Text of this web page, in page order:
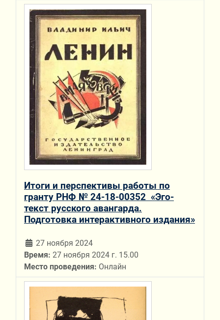
Итоги и перспективы работы по
гранту РНФ № 24-18-00352 «Эго-
текст русского авангарда.
Подготовка интерактивного издания»
27 ноября 2024
Время: 27 ноября 2024 г. 15.00
Место проведения: Онлайн